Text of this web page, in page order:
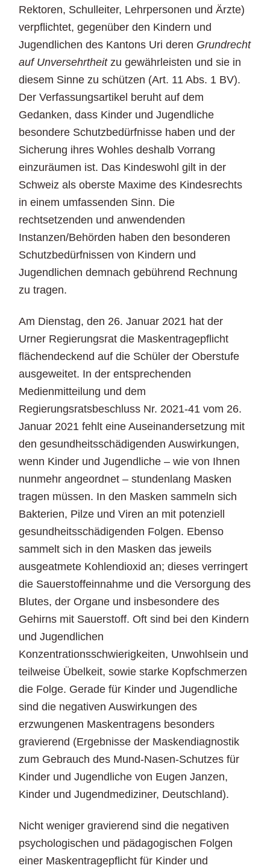
Rektoren, Schulleiter, Lehrpersonen und Ärzte)
verpflichtet, gegenüber den Kindern und
Jugendlichen des Kantons Uri deren Grundrecht
auf Unversehrtheitzu gewährleisten und sie in
diesem Sinne zu schützen (Art. 11 Abs. 1 BV).
Der Verfassungsartikel beruht auf dem
Gedanken, dass Kinder und Jugendliche
besondere Schutzbedürfnisse haben und der
Sicherung ihres Wohles deshalb Vorrang
einzuräumen ist. Das Kindeswohl gilt in der
Schweiz als oberste Maxime des Kindesrechts
in einem umfassenden Sinn. Die
rechtsetzenden und anwendenden
Instanzen/Behörden haben den besonderen
Schutzbedürfnissen von Kindern und
Jugendlichen demnach gebührend Rechnung
zu tragen.
Am Dienstag, den 26. Januar 2021 hat der
Urner Regierungsrat die Maskentragepflicht
flächendeckend auf die Schüler der Oberstufe
ausgeweitet. In der entsprechenden
Medienmitteilung und dem
Regierungsratsbeschluss Nr. 2021-41 vom 26.
Januar 2021 fehlt eine Auseinandersetzung mit
den gesundheitsschädigenden Auswirkungen,
wenn Kinder und Jugendliche – wie von Ihnen
nunmehr angeordnet – stundenlang Masken
tragen müssen. In den Masken sammeln sich
Bakterien, Pilze und Viren an mit potenziell
gesundheitsschädigenden Folgen. Ebenso
sammelt sich in den Masken das jeweils
ausgeatmete Kohlendioxid an; dieses verringert
die Sauerstoffeinnahme und die Versorgung des
Blutes, der Organe und insbesondere des
Gehirns mit Sauerstoff. Oft sind bei den Kindern
und Jugendlichen
Konzentrationsschwierigkeiten, Unwohlsein und
teilweise Übelkeit, sowie starke Kopfschmerzen
die Folge. Gerade für Kinder und Jugendliche
sind die negativen Auswirkungen des
erzwungenen Maskentragens besonders
gravierend (Ergebnisse der Maskendiagnostik
zum Gebrauch des Mund-Nasen-Schutzes für
Kinder und Jugendliche von Eugen Janzen,
Kinder und Jugendmediziner, Deutschland).
Nicht weniger gravierend sind die negativen
psychologischen und pädagogischen Folgen
einer Maskentragepflicht für Kinder und